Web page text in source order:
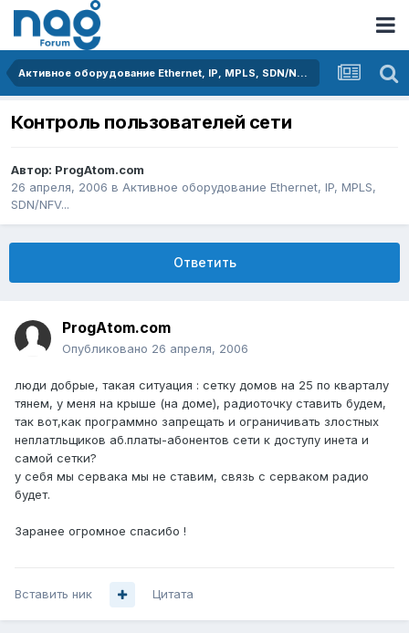
Активное оборудование Ethernet, IP, MPLS, SDN/NFV...
Контроль пользователей сети
Автор: ProgAtom.com
26 апреля, 2006 в Активное оборудование Ethernet, IP, MPLS,
SDN/NFV...
Ответить
ProgAtom.com
Опубликовано 26 апреля, 2006
люди добрые, такая ситуация : сетку домов на 25 по кварталу
тянем, у меня на крыше (на доме), радиоточку ставить будем,
так вот,как программно запрещать и ограничивать злостных
неплатльщиков аб.платы-абонентов сети к доступу инета и
самой сетки?
у себя мы сервака мы не ставим, связь с серваком радио
будет.
Заранее огромное спасибо !
Вставить ник Цитата